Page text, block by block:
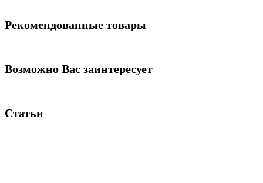
Рекомендованные товары
Возможно Вас заинтересует
Статьи